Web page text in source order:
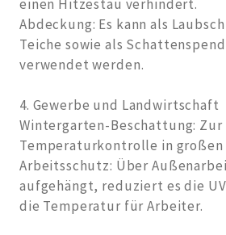
einen Hitzestau verhindert.
Abdeckung: Es kann als
Teiche sowie als
verwendet werden.
4. Gewerbe und Landwirtschaft
Wintergarten-Beschattung:
Temperaturkontrolle in großen
Arbeitsschutz: Über
aufgehängt, reduziert es die
die Temperatur für Arbeiter.